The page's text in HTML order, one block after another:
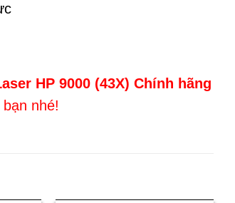
HP 9000 (43X) Chính hãng
nhé!